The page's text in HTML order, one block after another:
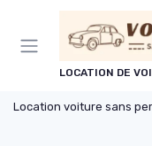
LOCATION DE
Location voiture sans